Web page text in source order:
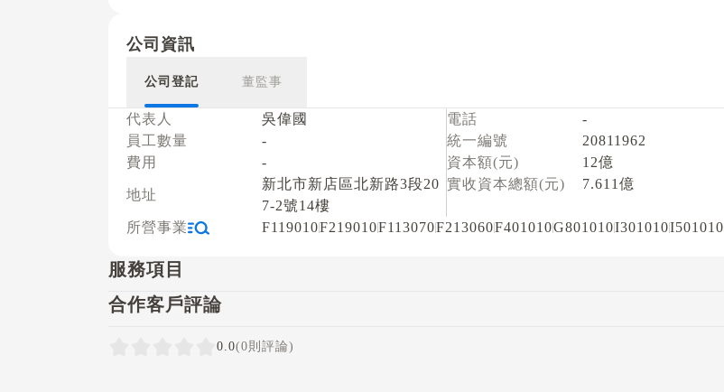
公司資訊
公司登記 董監事
代表人
吳偉國
員工數量
-
費用
-
地址
新北市新店區北新路3段20
7-2號14樓
電話
-
統一編號
20811962
資本額(元)
12億
實收資本總額(元)
7.611億
所營事業 F119010F219010F113070F213060F401010G801010I301010I501010
服務項目
合作客戶評論
0.0(0則評論)